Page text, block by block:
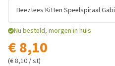
Beeztees Kitten Speelspiraal Gabi
Nu besteld, morgen in huis
€ 8,10
(€ 8,10 / st)